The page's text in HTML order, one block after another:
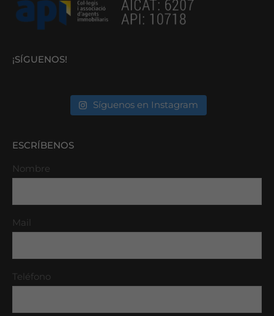
¡SÍGUENOS!
Síguenos en Instagram
ESCRÍBENOS
Nombre
Mail
Teléfono